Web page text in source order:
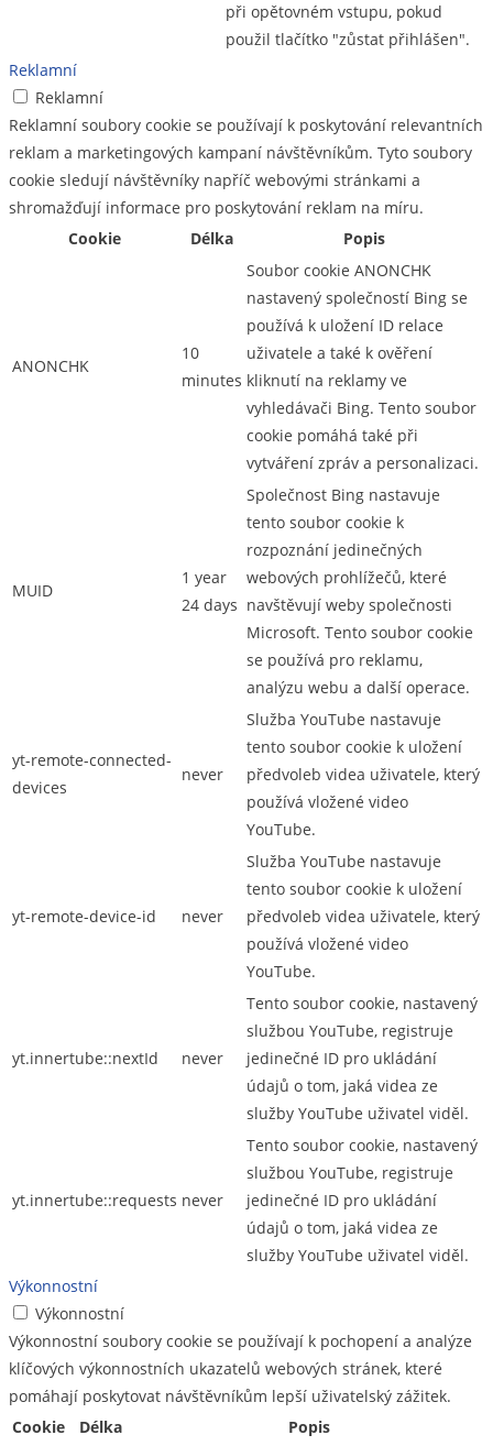
při opětovném vstupu, pokud
použil tlačítko "zůstat přihlášen".
Reklamní
Reklamní
Reklamní soubory cookie se používají k poskytování relevantních
reklam a marketingových kampaní návštěvníkům. Tyto soubory
cookie sledují návštěvníky napříč webovými stránkami a
shromažďují informace pro poskytování reklam na míru.
Cookie
Délka Popis
ANONCHK
10
minutes
Soubor cookie ANONCHK
nastavený společností Bing se
používá k uložení ID relace
uživatele a také k ověření
kliknutí na reklamy ve
vyhledávači Bing. Tento soubor
cookie pomáhá také při
vytváření zpráv a personalizaci.
MUID
1 year
24 days
Společnost Bing nastavuje
tento soubor cookie k
rozpoznání jedinečných
webových prohlížečů, které
navštěvují weby společnosti
Microsoft. Tento soubor cookie
se používá pro reklamu,
analýzu webu a další operace.
yt-remote-connected-
devices
never
Služba YouTube nastavuje
tento soubor cookie k uložení
předvoleb videa uživatele, který
používá vložené video
YouTube.
yt-remote-device-id never
Služba YouTube nastavuje
tento soubor cookie k uložení
předvoleb videa uživatele, který
používá vložené video
YouTube.
yt.innertube::nextId never
Tento soubor cookie, nastavený
službou YouTube, registruje
jedinečné ID pro ukládání
údajů o tom, jaká videa ze
služby YouTube uživatel viděl.
yt.innertube::requests never
Tento soubor cookie, nastavený
službou YouTube, registruje
jedinečné ID pro ukládání
údajů o tom, jaká videa ze
služby YouTube uživatel viděl.
Výkonnostní
Výkonnostní
Výkonnostní soubory cookie se používají k pochopení a analýze
klíčových výkonnostních ukazatelů webových stránek, které
pomáhají poskytovat návštěvníkům lepší uživatelský zážitek.
Cookie
Délka Popis